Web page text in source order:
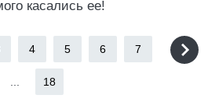
касались ее!
4 5 6 7
18